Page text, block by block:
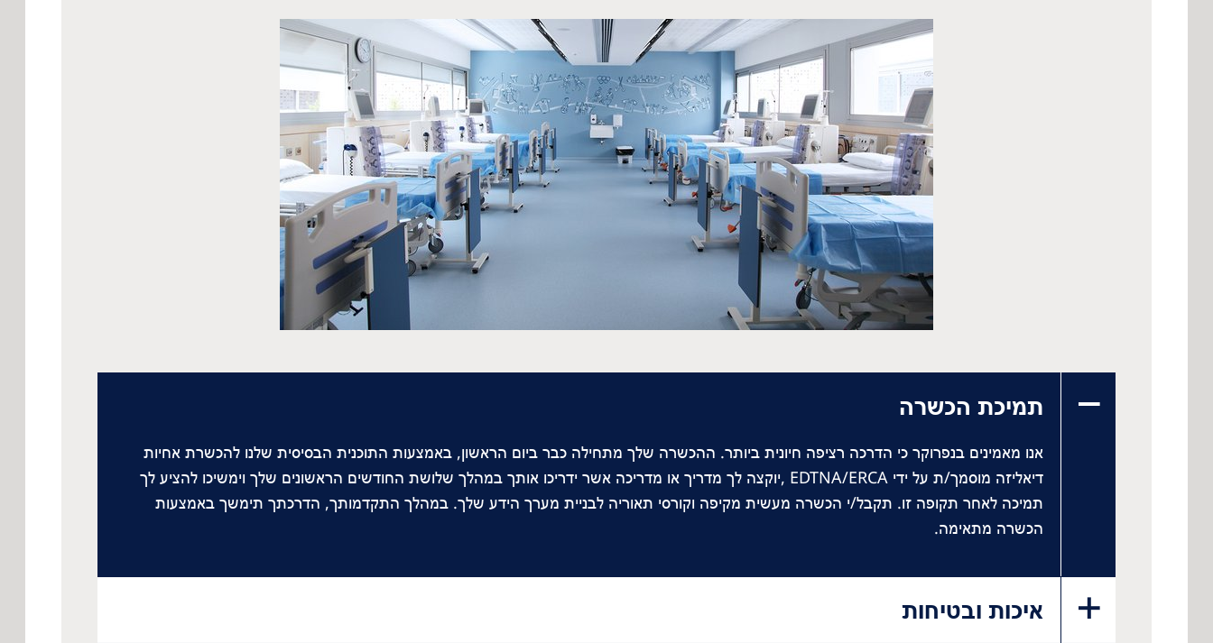
תמיכת הכשרה
אנו מאמינים בנפרוקר כי הדרכה רציפה חיונית ביותר. ההכשרה שלך מתחילה כבר ביום הראשון, באמצעות התוכנית הבסיסית שלנו להכשרת אחיות
דיאליזה מוסמך/ת על ידי EDTNA/ERCA ,יוקצה לך מדריך או מדריכה אשר ידריכו אותך במהלך שלושת החודשים הראשונים שלך וימשיכו להציע לך
תמיכה לאחר תקופה זו. תקבל/י הכשרה מעשית מקיפה וקורסי תאוריה לבניית מערך הידע שלך. במהלך התקדמותך, הדרכתך תימשך באמצעות
הכשרה מתאימה.
איכות ובטיחות